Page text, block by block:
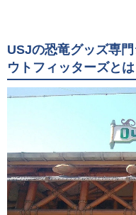
USJの恐竜グッズ専
ウトフィッターズとは